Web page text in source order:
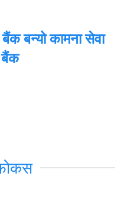
बैंक बन्यो कामना सेवा
बैंक